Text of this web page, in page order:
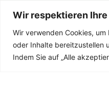
Wir respektieren
Wir verwenden Cookies,
oder Inhalte bereitzustellen
Indem Sie auf „Alle